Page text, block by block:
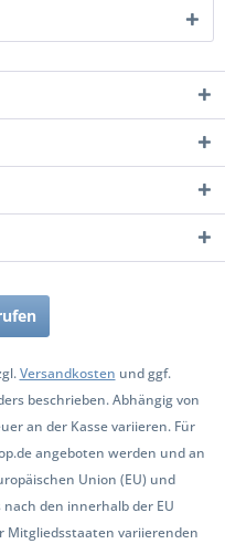
Versandkosten und ggf.
beschrieben. Abhängig von
an der Kasse variieren. Für
angeboten werden und an
Union (EU) und
den innerhalb der EU
Mitgliedsstaaten variierenden